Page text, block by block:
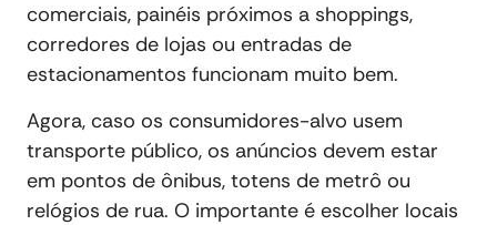
comerciais, painéis próximos a shoppings,
corredores de lojas ou entradas de
estacionamentos funcionam muito bem.
Agora, caso os consumidores-alvo usem
transporte público, os anúncios devem estar
em pontos de ônibus, totens de metrô ou
relógios de rua. O importante é escolher locais